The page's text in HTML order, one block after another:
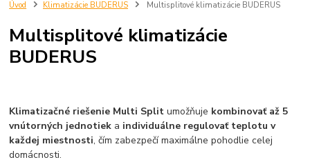
Úvod Klimatizácie BUDERUS Multisplitové klimatizácie BUDERUS
Multisplitové klimatizácie
BUDERUS
Klimatizačné riešenie Multi Split umožňuje kombinovať až 5
vnútorných jednotiek a individuálne regulovať teplotu v
každej miestnosti, čím zabezpečí maximálne pohodlie celej
domácnosti.